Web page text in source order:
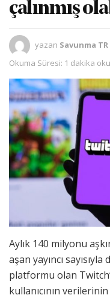
çalınmış
yazan Savunma TR
Okuma Süresi: 1 dakika
Aylık 140 milyonu
aşan yayıncı
platformu olan
kullanıcının